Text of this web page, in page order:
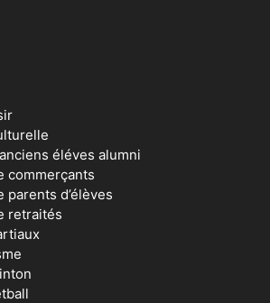
éléves alumni
commerçants
parents d’élèves
retraités